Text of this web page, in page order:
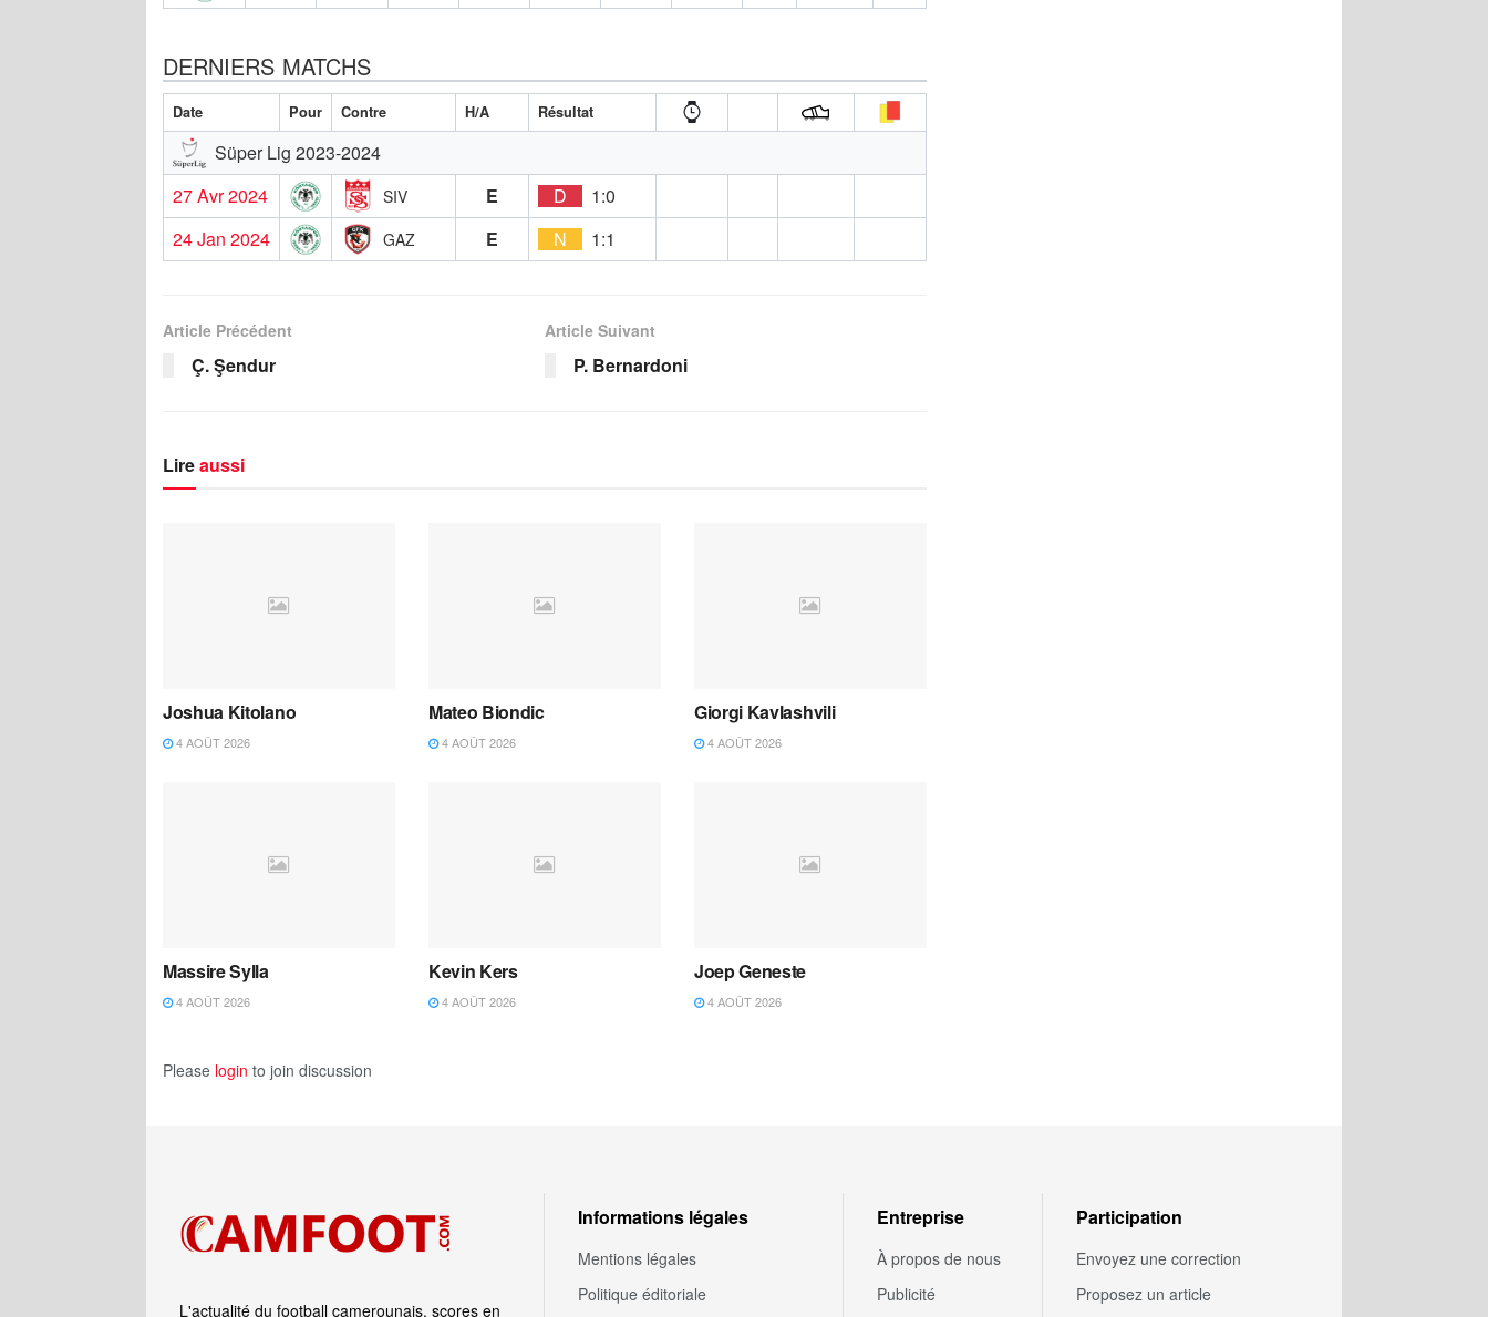
DERNIERS MATCHS
Date Pour Contre H/A Résultat
Süper Lig 2023-2024
27 Avr 2024
SIV E D
1:0
24 Jan 2024
GAZ E N 1:1
Article Précédent
Ç. Şendur
Article Suivant
P. Bernardoni
Lireaussi
Joshua Kitolano
4 AOÛT 2026
Mateo Biondic
4 AOÛT 2026
Giorgi Kavlashvili
4 AOÛT 2026
Massire Sylla
4 AOÛT 2026
Kevin Kers
4 AOÛT 2026
Joep Geneste
4 AOÛT 2026
Please login to join discussion
L'actualité du football camerounais, scores en
Informations légales
Mentions légales
Politique éditoriale
Entreprise
À propos de nous
Publicité
Participation
Envoyez une correction
Proposez un article